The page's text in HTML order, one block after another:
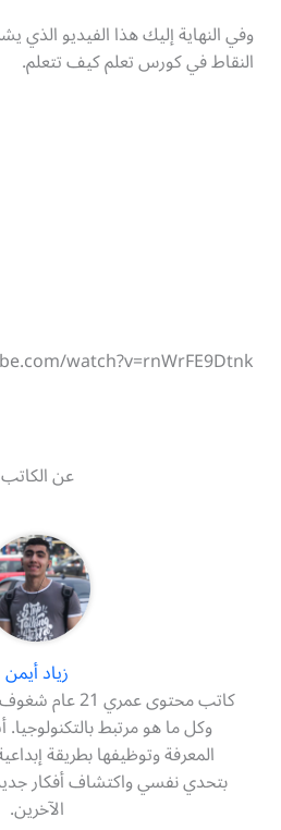
وفي النهاية إليك هذا الفيديو
النقاط في كورس تعلم كيف تتعلم.
watch?v=rnWrFE9Dtnk
عن الكاتب
زياد أيمن
كاتب محتوى
وكل ما هو مرتبط
المعرفة وتوظيفها بطريقة
بتحدي نفسي واكتشاف أفكار
الآخرين.